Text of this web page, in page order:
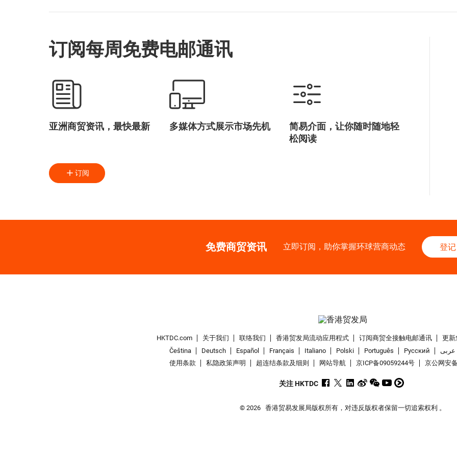
单。
订阅每周免费电邮通讯
亚洲商贸资讯，最快最新 多媒体方式展示市场先机
简易介面，让你随时随地轻
松阅读
订阅
免费商贸资讯 立即订阅，助你掌握环球营商动态 登记
HKTDC.com 关于我们 联络我们 香港贸发局流动应用程式 订阅商贸全接触电邮通讯
更
Čeština
Deutsch Español Français Italiano Polski Português Pусский
عربى
使用条款
私隐政策声明 超连结条款及细则 网站导航 京ICP备09059244号 京公网安
关注 HKTDC
© 2026 香港贸易发展局版权所有，对违反版权者保留一切追索权利 。